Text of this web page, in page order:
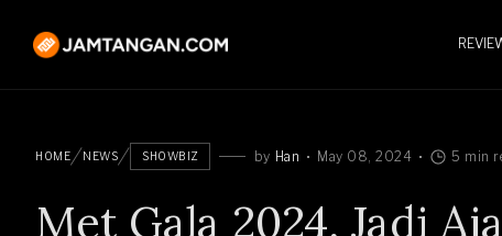
HOME NEWS SHOWBIZ by Han May 08, 2024 5 min
Met Gala 2024, Jadi